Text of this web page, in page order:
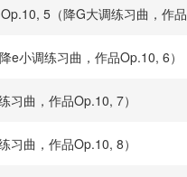
5（降G大调练习曲，作品
小调练习曲，作品Op.10, 6）
曲，作品Op.10, 7）
曲，作品Op.10, 8）